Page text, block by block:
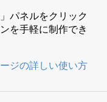
パネルをクリック
を手軽に制作でき
ジの詳しい使い方